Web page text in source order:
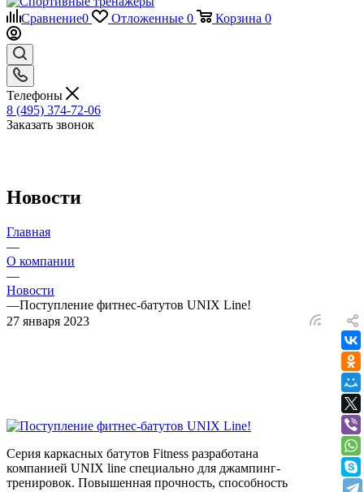
Сравнение0 Отложенные 0 Корзина 0
Телефоны
8 (495) 374-72-06
Заказать звонок
Новости
Главная
—
О компании
—
Новости
—Поступление фитнес-батутов UNIX Line!
27 января 2023
Серия каркасных батутов Fitness разработана
компанией UNIX line специально для джампинг-
тренировок. Повышенная прочность, способность